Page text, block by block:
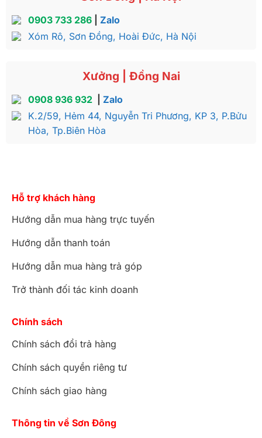
0903 733 286| Zalo
Xóm Rô, Sơn Đồng, Hoài Đức, Hà Nội
Xưởng | Đồng Nai
0908 936 932
Zalo
K.2/59, Hẻm 44, Nguyễn Tri Phương, KP 3, P.Bửu
Hòa, Tp.Biên Hòa
Hỗ trợ khách hàng
Hướng dẫn mua hàng trực tuyến
Hướng dẫn thanh toán
Hướng dẫn mua hàng trả góp
Trở thành đối tác kinh doanh
Chính sách
Chính sách đổi trả hàng
Chính sách quyền riêng tư
Chính sách giao hàng
Thông tin về Sơn Đông